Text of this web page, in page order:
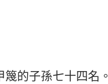
的子孫七十四名。